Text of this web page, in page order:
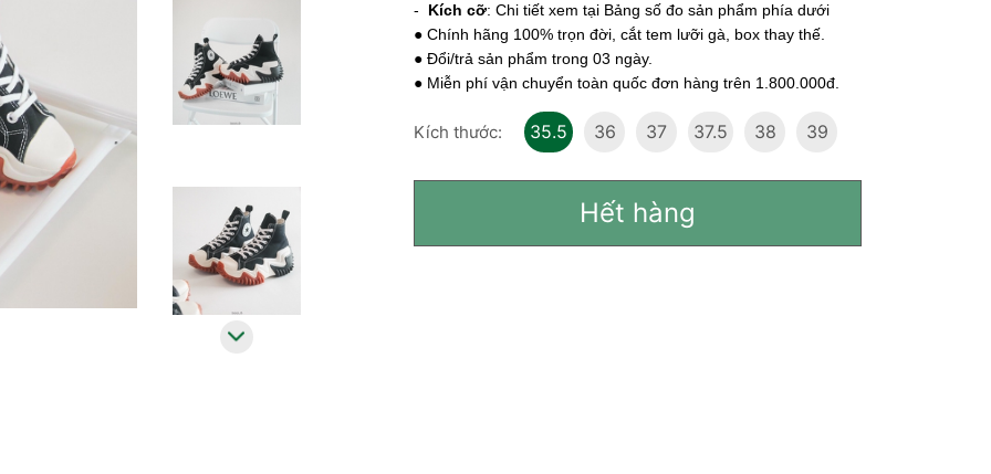
- Kích cỡ: Chi tiết xem tại Bảng số đo sản phẩm phía dưới
● Chính hãng 100% trọn đời, cắt tem lưỡi gà, box thay thế.
● Đổi/trả sản phẩm trong 03 ngày.
● Miễn phí vận chuyển toàn quốc đơn hàng trên 1.800.000đ.
Kích thước: 35.5 36 37 37.5 38 39
Hết hàng